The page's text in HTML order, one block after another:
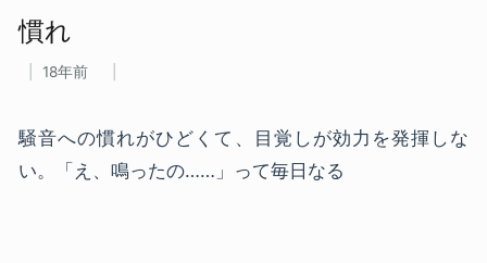
慣れ
18年前
騒音への慣れがひどくて、目覚しが効力を発揮しな
い。「え、鳴ったの……」って毎日なる